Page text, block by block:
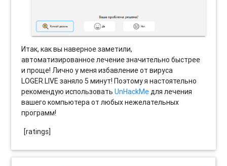
Итак, как вы наверное заметили,
автоматизированное лечение значительно быстрее
и проще! Лично у меня избавление от вируса
LOGER.LIVE заняло 5 минут! Поэтому я настоятельно
рекомендую использоватьUnHackMeдля лечения
вашего компьютера от любых нежелательных
программ!
[ratings]